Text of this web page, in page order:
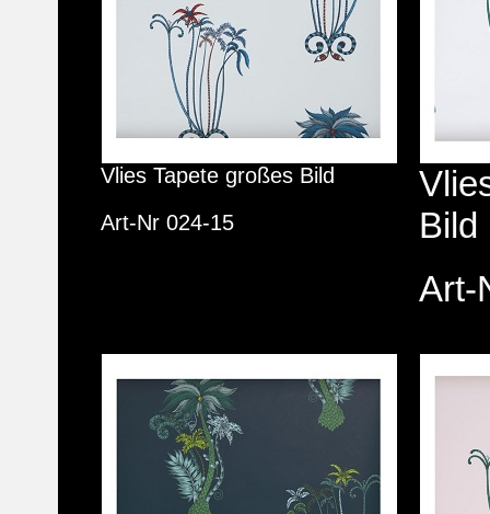
Vlies Tapete großes Bild
Art-Nr 024-15
Bild
Art-